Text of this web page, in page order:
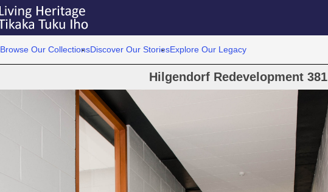
Browse Our CollectionsDiscover Our StoriesExplore Our Legacy
Hilgendorf Redevelopment 381